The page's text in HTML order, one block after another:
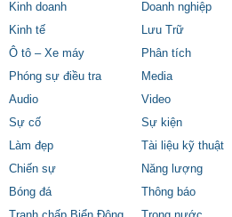
Kinh doanh
Doanh nghiệp
Kinh tế
Lưu Trữ
Ô tô – Xe máy
Phân tích
Phóng sự điều tra
Media
Audio
Video
Sự cố
Sự kiện
Làm đẹp
Tài liệu kỹ thuật
Chiến sự
Năng lượng
Bóng đá
Thông báo